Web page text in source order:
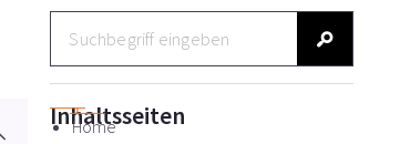
S
c
h
Inhaltsseiten
Home